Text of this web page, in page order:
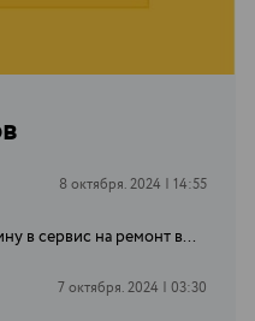
8 октября. 2024 | 14:55
в сервис на ремонт в...
7 октября. 2024 | 03:30